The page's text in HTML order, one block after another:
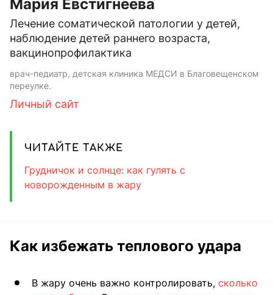
Мария Евстигнеева
Лечение соматической патологии у детей,
наблюдение детей раннего возраста,
вакцинопрофилактика
врач-педиатр, детская клиника МЕДСИ в Благовещенском
переулке.
Личный сайт
ЧИТАЙТЕ ТАКЖЕ
Грудничок и солнце: как гулять с
новорожденным в жару
Как избежать теплового удара
В жару очень важно контролировать, сколько